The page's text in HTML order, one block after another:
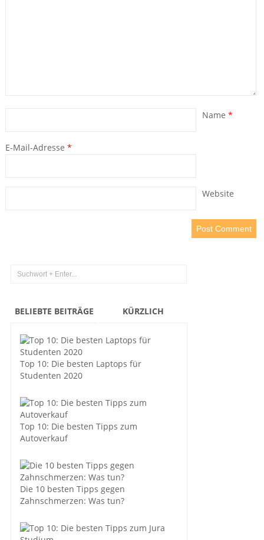
Name *
E-Mail-Adresse *
Website
BELIEBTE BEITRÄGE KÜRZLICH
Top 10: Die besten Laptops für
Studenten 2020
Top 10: Die besten Tipps zum
Autoverkauf
Die 10 besten Tipps gegen
Zahnschmerzen: Was tun?